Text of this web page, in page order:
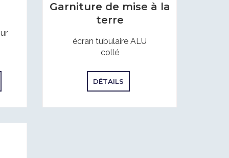
Garniture de mise à la
terre
écran tubulaire ALU
collé
DÉTAILS